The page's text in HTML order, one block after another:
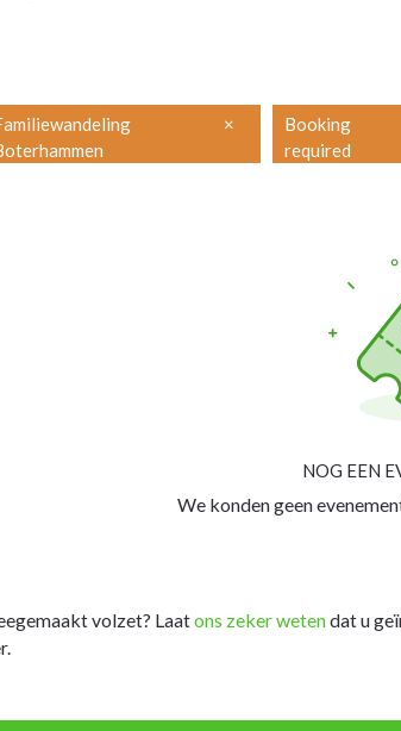
×
Booking
required
NOG EEN
We konden geen
volzet? Laatons zeker wetendat u